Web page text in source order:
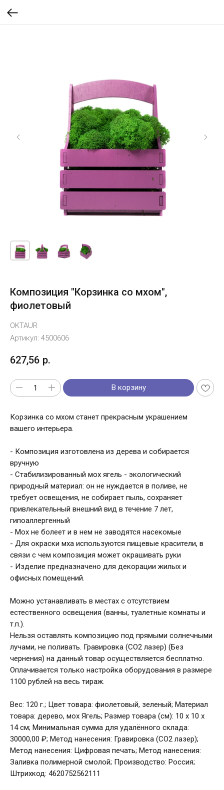
Композиция "Корзинка со мхом",
фиолетовый
OKTAUR
Артикул: 4500606
627,56 р.
В корзину
Корзинка со мхом станет прекрасным украшением
вашего интерьера.
- Композиция изготовлена из дерева и собирается
вручную
- Стабилизированный мох ягель - экологический
природный материал: он не нуждается в поливе, не
требует освещения, не собирает пыль, сохраняет
привлекательный внешний вид в течение 7 лет,
гипоаллергенный
- Мох не болеет и в нем не заводятся насекомые
- Для окраски мха используются пищевые красители, в
связи с чем композиция может окрашивать руки
- Изделие предназначено для декорации жилых и
офисных помещений.
Можно устанавливать в местах с отсутствием
естественного освещения (ванны, туалетные комнаты и
т.п.).
Нельзя оставлять композицию под прямыми солнечными
лучами, не поливать. Гравировка (CO2 лазер) (Без
чернения) на данный товар осуществляется бесплатно.
Оплачивается только настройка оборудования в размере
1100 рублей на весь тираж.
Вес: 120 г.; Цвет товара: фиолетовый, зеленый; Материал
товара: дерево, мох Ягель; Размер товара (см): 10 х 10 х
14 см; Минимальная сумма для удалённого склада:
30000,00 ₽; Метод нанесения: Гравировка (CO2 лазер);
Метод нанесения: Цифровая печать; Метод нанесения:
Заливка полимерной смолой; Производство: Россия;
Штрихкод: 4620752562111